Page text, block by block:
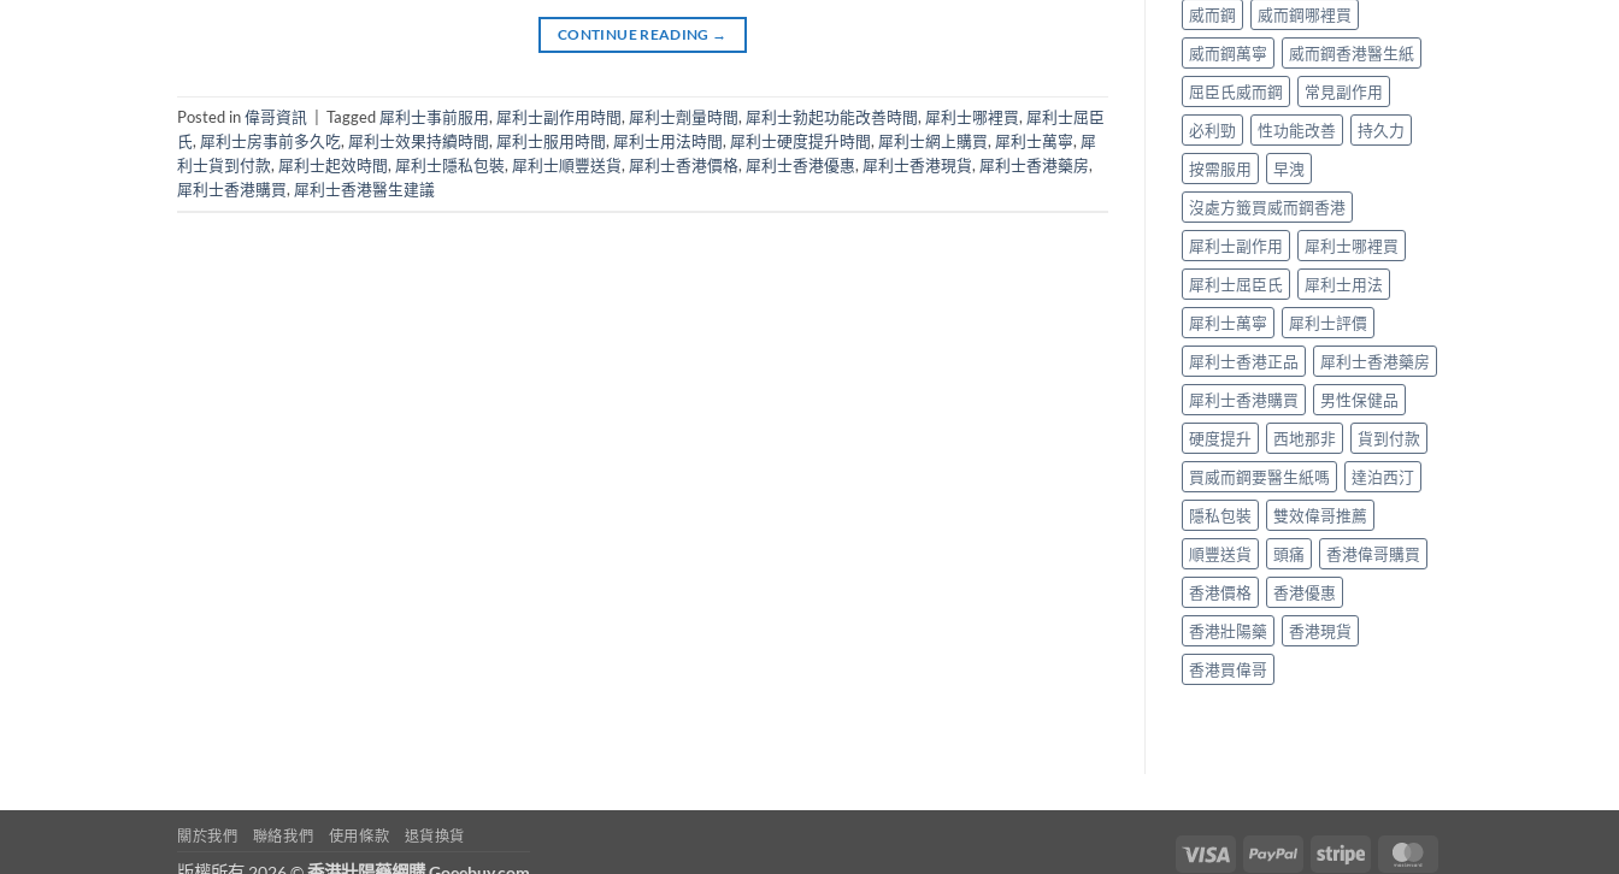
CONTINUE READING →
Posted in偉哥資訊 Tagged 犀利士事前服用, 犀利士副作用時間, 犀利士劑量時間, 犀利士勃起功能改善時間, 犀利士哪裡買, 犀利士屈臣
氏, 犀利士房事前多久吃, 犀利士效果持續時間, 犀利士服用時間, 犀利士用法時間, 犀利士硬度提升時間, 犀利士網上購買, 犀利士萬寧, 犀
利士貨到付款, 犀利士起效時間, 犀利士隱私包裝, 犀利士順豐送貨, 犀利士香港價格, 犀利士香港優惠, 犀利士香港現貨, 犀利士香港藥房,
犀利士香港購買, 犀利士香港醫生建議
作
用
要
識
分
重〉
中
用
一
次
對
清〉
力」：
點
解
愈
嚟
愈
人
選
擇
用
藥
幫
自
己
重
回
軌
道？〉
中
威而鋼
威而鋼哪裡買
威而鋼萬寧
威而鋼香港醫生紙
屈臣氏威而鋼
常見副作用
必利勁
性功能改善
持久力
按需服用
早洩
沒處方籤買威而鋼香港
犀利士副作用
犀利士哪裡買
犀利士屈臣氏
犀利士用法
犀利士萬寧
犀利士評價
犀利士香港正品
犀利士香港藥房
犀利士香港購買
男性保健品
硬度提升
西地那非
貨到付款
買威而鋼要醫生紙嗎
達泊西汀
隱私包裝
雙效偉哥推薦
順豐送貨
頭痛
香港偉哥購買
香港價格
香港優惠
香港壯陽藥
香港現貨
香港買偉哥
Visa PayPal Stripe
關於我們 聯絡我們 使用條款 退貨換貨